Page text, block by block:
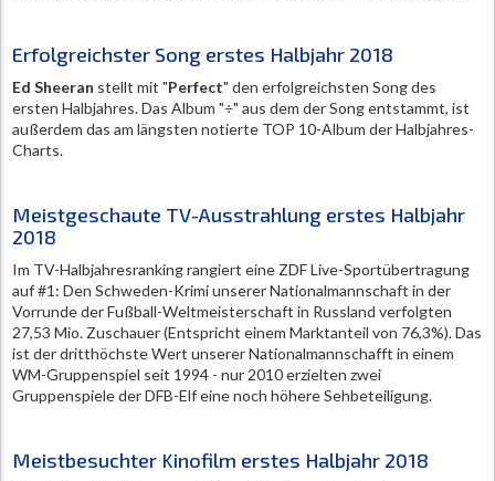
Erfolgreichster Song erstes Halbjahr 2018
Ed Sheeran stellt mit "Perfect" den erfolgreichsten Song des
ersten Halbjahres. Das Album "÷" aus dem der Song entstammt, ist
außerdem das am längsten notierte TOP 10-Album der Halbjahres-
Charts.
Meistgeschaute TV-Ausstrahlung erstes Halbjahr
2018
Im TV-Halbjahresranking rangiert eine ZDF Live-Sportübertragung
auf #1: Den Schweden-Krimi unserer Nationalmannschaft in der
Vorrunde der Fußball-Weltmeisterschaft in Russland verfolgten
27,53 Mio. Zuschauer (Entspricht einem Marktanteil von 76,3%). Das
ist der dritthöchste Wert unserer Nationalmannschafft in einem
WM-Gruppenspiel seit 1994 - nur 2010 erzielten zwei
Gruppenspiele der DFB-Elf eine noch höhere Sehbeteiligung.
Meistbesuchter Kinofilm erstes Halbjahr 2018